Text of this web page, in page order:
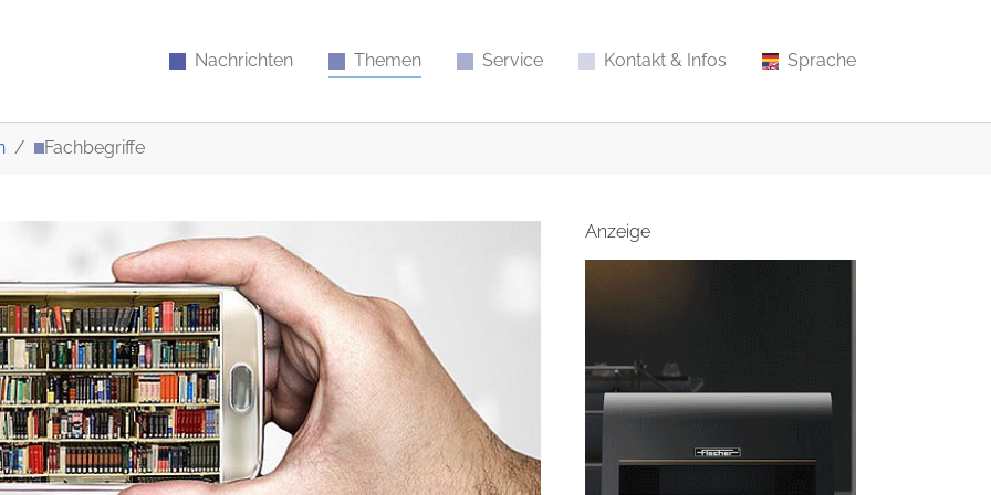
Nachrichten Themen Service Kontakt & Infos Sprache
Fachbegriffe
Anzeige